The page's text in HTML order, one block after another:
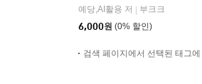
예당,AI활용 저
부크크
6,000원 (0% 할인)
검색 페이지에서 선택된 태그